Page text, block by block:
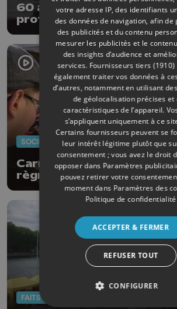
60 artistes sur 112
profit de la Fondation des
SOCIÉTÉ
Carnaval de Waremme: le
règne de Loïc 1er
FAITS DIVERS
votre adresse IP, des identifiants
des données de navigation, afin de
des publicités et du contenu
mesurer les publicités et le
des insights d’audience et
services. Fournisseurs tiers (1910)
également traiter vos données à
d’autres, notamment en utilisant
de géolocalisation précises et
caractéristiques de l’appareil.
s’appliquent uniquement à ce
Certains fournisseurs peuvent se
leur intérêt légitime plutôt que
consentement ; vous avez le droit
opposer dans Paramètres
pouvez retirer votre
moment dans Paramètres des
Politique de confidentialité
ACCEPTER & FERMER
REFUSER TOUT
CONFIGURER